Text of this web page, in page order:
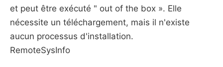
et peut être exécuté " out of the box ». Elle
nécessite un téléchargement, mais il n'existe
aucun processus d'installation.
RemoteSysInfo